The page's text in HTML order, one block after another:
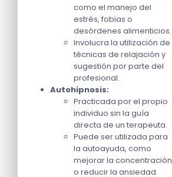
como el manejo del
estrés, fobias o
desórdenes alimenticios.
Involucra la utilización de
técnicas de relajación y
sugestión por parte del
profesional.
Autohipnosis:
Practicada por el propio
individuo sin la guía
directa de un terapeuta.
Puede ser utilizada para
la autoayuda, como
mejorar la concentración
o reducir la ansiedad.